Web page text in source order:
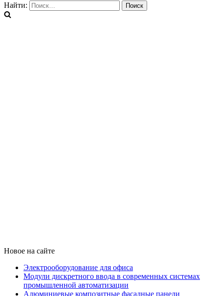
Найти:
Новое на сайте
Электрооборудование для офиса
Модули дискретного ввода в современных системах
промышленной автоматизации
Алюминиевые композитные фасадные панели